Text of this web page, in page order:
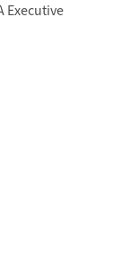
Executive